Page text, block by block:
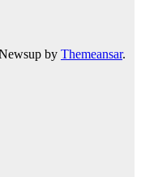
by Themeansar.